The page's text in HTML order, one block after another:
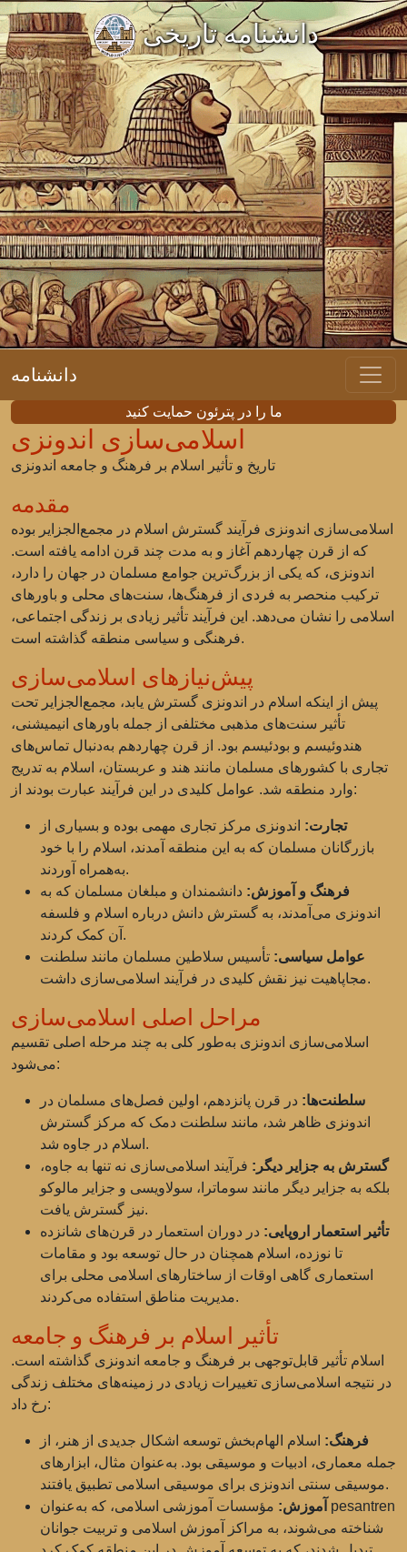
دانشنامه تاریخی
دانشنامه
ما را در پترئون حمایت کنید
اسلامی‌سازی اندونزی
تاریخ و تأثیر اسلام بر فرهنگ و جامعه اندونزی
مقدمه
اسلامی‌سازی اندونزی فرآیند گسترش اسلام در مجمع‌الجزایر بوده
که از قرن چهاردهم آغاز و به مدت چند قرن ادامه یافته است.
اندونزی، که یکی از بزرگ‌ترین جوامع مسلمان در جهان را دارد،
ترکیب منحصر به فردی از فرهنگ‌ها، سنت‌های محلی و باورهای
اسلامی را نشان می‌دهد. این فرآیند تأثیر زیادی بر زندگی اجتماعی،
فرهنگی و سیاسی منطقه گذاشته است.
پیش‌نیازهای اسلامی‌سازی
پیش از اینکه اسلام در اندونزی گسترش یابد، مجمع‌الجزایر تحت
تأثیر سنت‌های مذهبی مختلفی از جمله باورهای انیمیشنی،
هندوئیسم و بودئیسم بود. از قرن چهاردهم به‌دنبال تماس‌های
تجاری با کشورهای مسلمان مانند هند و عربستان، اسلام به تدریج
وارد منطقه شد. عوامل کلیدی در این فرآیند عبارت بودند از:
تجارت: اندونزی مرکز تجاری مهمی بوده و بسیاری از
بازرگانان مسلمان که به این منطقه آمدند، اسلام را با خود
به‌همراه آوردند.
فرهنگ و آموزش: دانشمندان و مبلغان مسلمان که به
اندونزی می‌آمدند، به گسترش دانش درباره اسلام و فلسفه
آن کمک کردند.
عوامل سیاسی: تأسیس سلاطین مسلمان مانند سلطنت
مجاپاهیت نیز نقش کلیدی در فرآیند اسلامی‌سازی داشت.
مراحل اصلی اسلامی‌سازی
اسلامی‌سازی اندونزی به‌طور کلی به چند مرحله اصلی تقسیم
می‌شود:
سلطنت‌ها: در قرن پانزدهم، اولین فصل‌های مسلمان در
اندونزی ظاهر شد، مانند سلطنت دمک که مرکز گسترش
اسلام در جاوه شد.
گسترش به جزایر دیگر: فرآیند اسلامی‌سازی نه تنها به جاوه،
بلکه به جزایر دیگر مانند سوماترا، سولاویسی و جزایر مالوکو
نیز گسترش یافت.
تأثیر استعمار اروپایی: در دوران استعمار در قرن‌های شانزده
تا نوزده، اسلام همچنان در حال توسعه بود و مقامات
استعماری گاهی اوقات از ساختارهای اسلامی محلی برای
مدیریت مناطق استفاده می‌کردند.
تأثیر اسلام بر فرهنگ و جامعه
اسلام تأثیر قابل‌توجهی بر فرهنگ و جامعه اندونزی گذاشته است.
در نتیجه اسلامی‌سازی تغییرات زیادی در زمینه‌های مختلف زندگی
رخ داد:
فرهنگ: اسلام الهام‌بخش توسعه اشکال جدیدی از هنر، از
جمله معماری، ادبیات و موسیقی بود. به‌عنوان مثال، ابزارهای
موسیقی سنتی اندونزی برای موسیقی اسلامی تطبیق یافتند.
آموزش: مؤسسات آموزشی اسلامی، که به‌عنوان pesantren
شناخته می‌شوند، به مراکز آموزش اسلامی و تربیت جوانان